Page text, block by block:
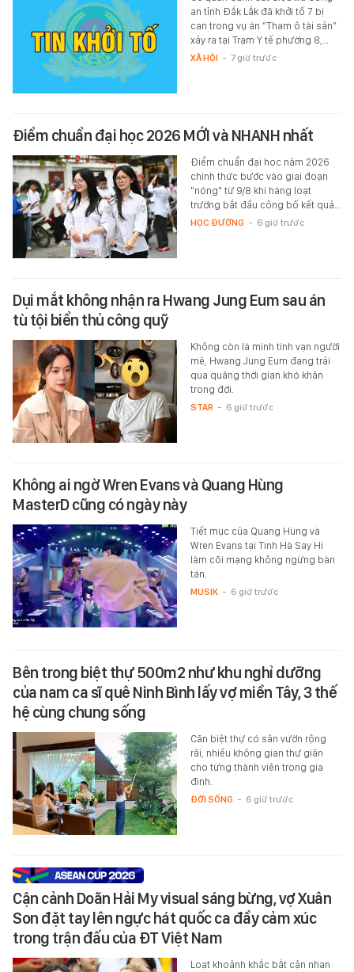
an tỉnh Đắk Lắk đã khởi tố 7 bị
can trong vụ án “Tham ô tài sản”
xảy ra tại Trạm Y tế phường 8,…
XÃ HỘI - 7 giờ trước
Điểm chuẩn đại học 2026 MỚI và NHANH nhất
Điểm chuẩn đại học năm 2026
chính thức bước vào giai đoạn
"nóng" từ 9/8 khi hàng loạt
trường bắt đầu công bố kết quả…
HỌC ĐƯỜNG - 6 giờ trước
Dụi mắt không nhận ra Hwang Jung Eum sau án
tù tội biển thủ công quỹ
Không còn là minh tinh vạn người
mê, Hwang Jung Eum đang trải
qua quãng thời gian khó khăn
trong đời.
STAR - 6 giờ trước
Không ai ngờ Wren Evans và Quang Hùng
MasterD cũng có ngày này
Tiết mục của Quang Hùng và
Wren Evans tại Tinh Hà Say Hi
làm cõi mạng không ngừng bàn
tán.
MUSIK - 6 giờ trước
Bên trong biệt thự 500m2 như khu nghỉ dưỡng
của nam ca sĩ quê Ninh Bình lấy vợ miền Tây, 3 thế
hệ cùng chung sống
Căn biệt thự có sân vườn rộng
rãi, nhiều không gian thư giãn
cho từng thành viên trong gia
đình.
ĐỜI SỐNG - 6 giờ trước
Cận cảnh Doãn Hải My visual sáng bừng, vợ Xuân
Son đặt tay lên ngực hát quốc ca đầy cảm xúc
trong trận đấu của ĐT Việt Nam
Loạt khoảnh khắc bắt cận nhan